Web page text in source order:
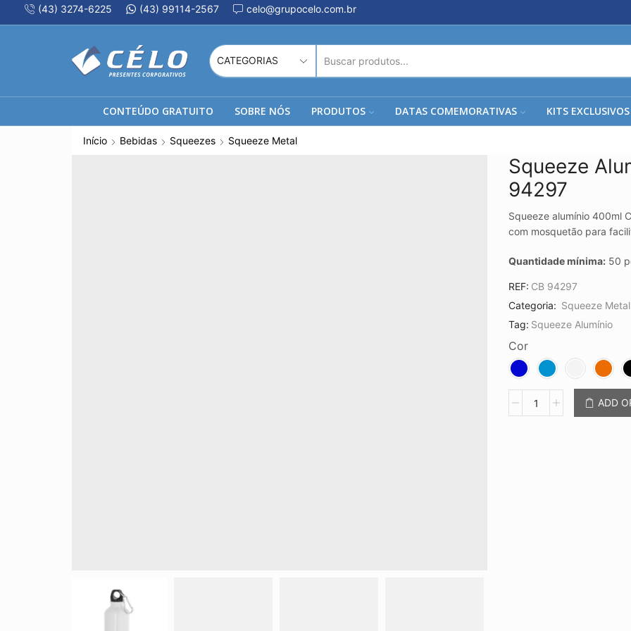
(43) 3274-6225 (43) 99114-2567 celo@grupocelo.com.br
DE
PESQUISA
CONTEÚDO GRATUITO SOBRE NÓS PRODUTOS DATAS COMEMORATIVAS KITS EXCLUSIVOS
Início Bebidas Squeezes Squeeze Metal
Squeeze
94297
Squeeze alumínio 400ml
com mosquetão para
Quantidade mínima: 50
REF: CB 94297
Categoria: Squeeze Metal
Tag: Squeeze Alumínio
Cor
Alumínio
ADD